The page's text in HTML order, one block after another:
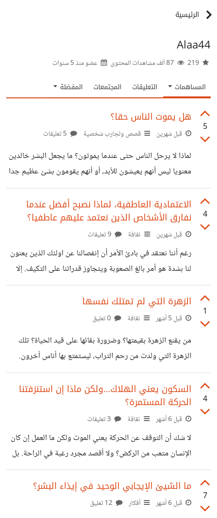
الرئيسية
Alaa44
عضو منذ5 سنوات
المساهمات التعليقات المجتمعات المفضلة
5
هل يموت الناس حقا؟
قبل شهرين قصص وتجارب شخصية
لماذا لا يرحل الناس حتى عندما يموتون؟ ما يجعل البشر خالدين
معنويا ليس أنهم يعيشون للأبد، أو أنهم يقومون بشئ عظيم جدا
يبقي ذكراهم حية، بل شئ أبسط وأعمق من هذا كله الوعي .
الوعي بأنهم كانوا موجودين، والوعي بتصرفاهم عندما كانوا هنا،
وبآثارها عندما رحلوا. ما يجعل الإنسان لا يموت هو ذكراه، التي
عندما نجلس في غرفة عزيزنا الذي رحل، نشعر به حولنا، عندما
نرتدي ملابسه، نشتم رائحته، نرى
4
الاعتمادية العاطفية، لماذا نصبح أفضل عندما
نفارق الأشخاص الذين نعتمد عليهم عاطفيا؟
قبل شهرين ثقافة
رغم أننا نعتقد في بادئ الأمر أن إنفصالنا عن اولئك الذين يعنون
لنا بشدة هو أمر بالغ الصعوبة ويتجاوز قدراتنا على التكيف. إلا
أنه في الحقيقة، علاقاتنا الآمنة تجعلنا محدودين، و اكتفائنا
العاطفي بأشخاص بعينهم يجعلنا بالغي الهشاشة فعندما تلقي بنا
الظروف في عالم يخلو منهم، نجد أنفسنا نتفتح ببطئ، لنصل
أكثر ارتياحا عندما يحدث ذلك؟ يشبه الأمر الفرخ في البيضة،
فالفرخ في بيضته الرطبة الدافئة، يعتقد أنه مكتمل تماما،
1
الزهرة التي لم تمتلك نفسها
قبل 5 أشهر ثقافة
من يقنع الزهرة بقيمتها؟ وضرورة بقائها على قيد الحياة؟ تلك
الزهرة التي ولدت من رحم التراب، ليستمتع بها أناس أخرون.
الزهرة التي لا تمتلك عينان فترى جمالها، ولا تمتلك أنف
فتستنشق عبيرها، ولا تمتلك لسان لتتذوق الرحيق. تلك الزهرة
التي إن لم تُقطف في شبابها ستضائل وتذوب. التي لا تبرح مكانها
إلا إذا قُطفت. وإن قُطفت وانفصلت عن كل ما عرفته يوما،
سيتزين بها أخرون، واضعين إياها في جديلة، في جواب حب،
في كتاب حزين. أو ناثرين أوراقها في الهواء،
4
السكون يعني الهلاك...ولكن ماذا إن استنزفتنا
الحركة المستمرة؟
قبل 6 أشهر ثقافة
لا شك أن التوقف عن الحركة يعني الموت ولكن ما العمل إن كان
الإنسان متعب من الركض؟ ولا أقصد مجرد رغبة في الراحة. بل
أعني إضراب تام عن الحركة أو رفض لديناميكية الحياة. إذا كان
الإنسان يرفض كونه ترس في عجلة الحياة التي لا تتوفق أبدا ولا
ترحم هل هذا يعني أنه يستسلم للموت؟ أم أنه استنفذ كل الوقود
7
ما الشيئ الإيجابي الوحيد في إيذاء البشر؟
قبل 6 أشهر أفكار